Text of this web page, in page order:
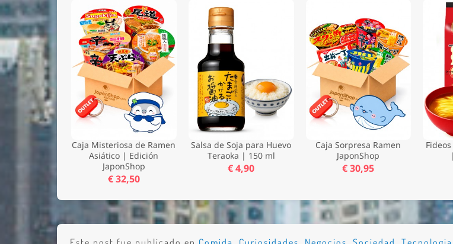
Caja Misteriosa de Ramen
Asiático | Edición
JaponShop
€ 32,50
Salsa de Soja para Huevo
Teraoka | 150 ml
€ 4,90
Caja Sorpresa Ramen
JaponShop
€ 30,95